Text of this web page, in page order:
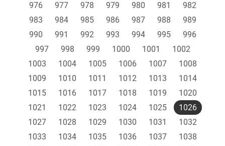
976
977 978 979 980 981
982
983
984 985 986 987 988
989
990
991 992 993 994 995
996
997
998 999 1000 1001
1002
1003
1004 1005 1006 1007
1008
1009
1010 1011 1012 1013
1014
1015
1016 1017 1018 1019
1020
1021
1022 1023 1024 1025
1026
1027
1028 1029 1030 1031
1032
1033
1034 1035 1036 1037
1038